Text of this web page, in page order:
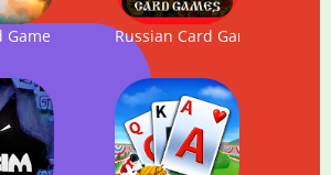
Game Russian Card Games